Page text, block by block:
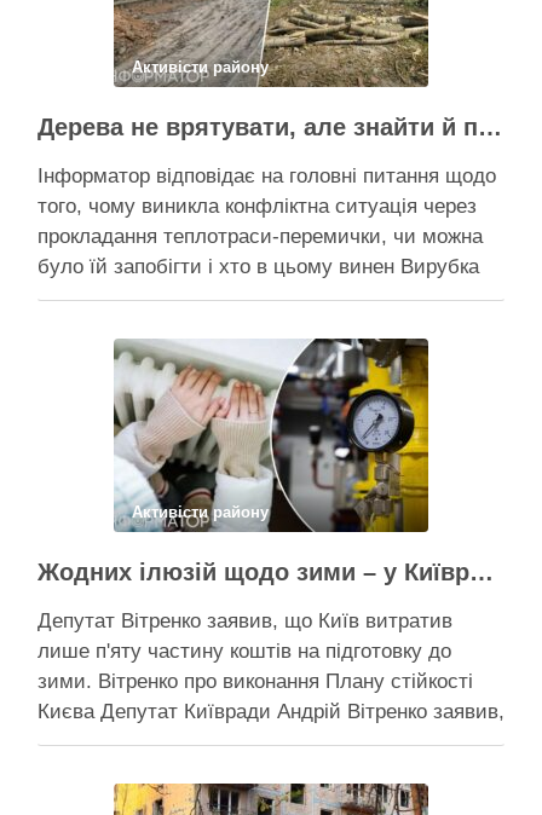
Активісти району
Дерева не врятувати, але знайти й покарати винних треба – головні питання і висновки з конфлікту на Теремках
Інформатор відповідає на головні питання щодо
того, чому виникла конфліктна ситуація через
прокладання теплотраси-перемички, чи можна
було їй запобігти і хто в цьому винен Вирубка
дерев триває, почали й прокладати теплотрасу
суботу, 8 серпня 2026 року, на Теремках у Києві
почалася вже …
Поділитися у соцмережах:
Активісти району
Жодних ілюзій щодо зими – у Київраді закидають, що КМДА виконала План стійкості на 20%
Депутат Вітренко заявив, що Київ витратив
лише п'яту частину коштів на підготовку до
зими. Вітренко про виконання Плану стійкості
Києва Депутат Київради Андрій Вітренко заявив,
що станом на 5 серпня столична влада
трохи більше ніж на 20%. За його словами, до